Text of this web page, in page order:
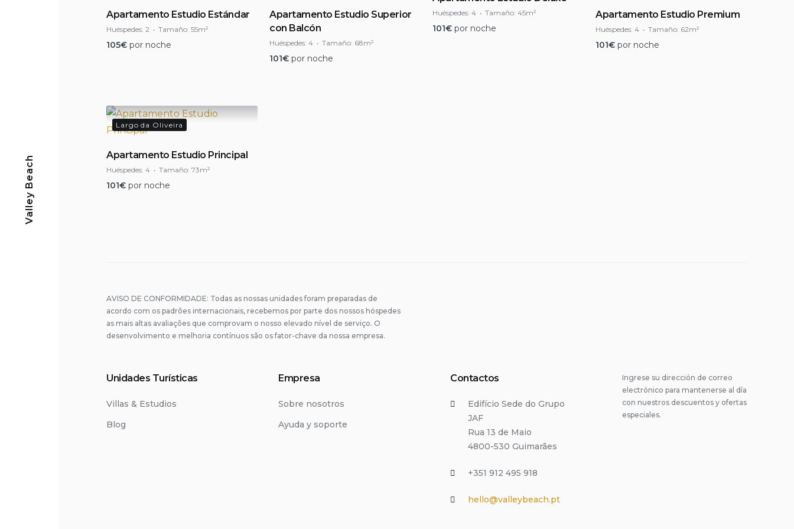
Valley Beach
Apartamento Estudio Estándar
Huéspedes: 2 Tamaño: 55m²
105€ por noche
Apartamento Estudio Superior
con Balcón
Huéspedes: 4 Tamaño: 68m²
101€ por noche
Huéspedes: 4 Tamaño: 45m²
101€ por noche
Apartamento Estudio Premium
Huéspedes: 4 Tamaño: 62m²
101€ por noche
Largo da Oliveira
Apartamento Estudio Principal
Huéspedes: 4 Tamaño: 73m²
101€ por noche
AVISO DE CONFORMIDADE: Todas as nossas unidades foram preparadas de
acordo com os padrões internacionais, recebemos por parte dos nossos hóspedes
as mais altas avaliações que comprovam o nosso elevado nível de serviço. O
desenvolvimento e melhoria contínuos são os fator-chave da nossa empresa.
Unidades Turísticas
Villas & Estudios
Blog
Empresa
Sobre nosotros
Ayuda y soporte
Contactos
Edifício Sede do Grupo
JAF
Rua 13 de Maio
4800-530 Guimarães
+351 912 495 918
hello@valleybeach.pt
Ingrese su dirección de correo
electrónico para mantenerse al día
con nuestros descuentos y ofertas
especiales.